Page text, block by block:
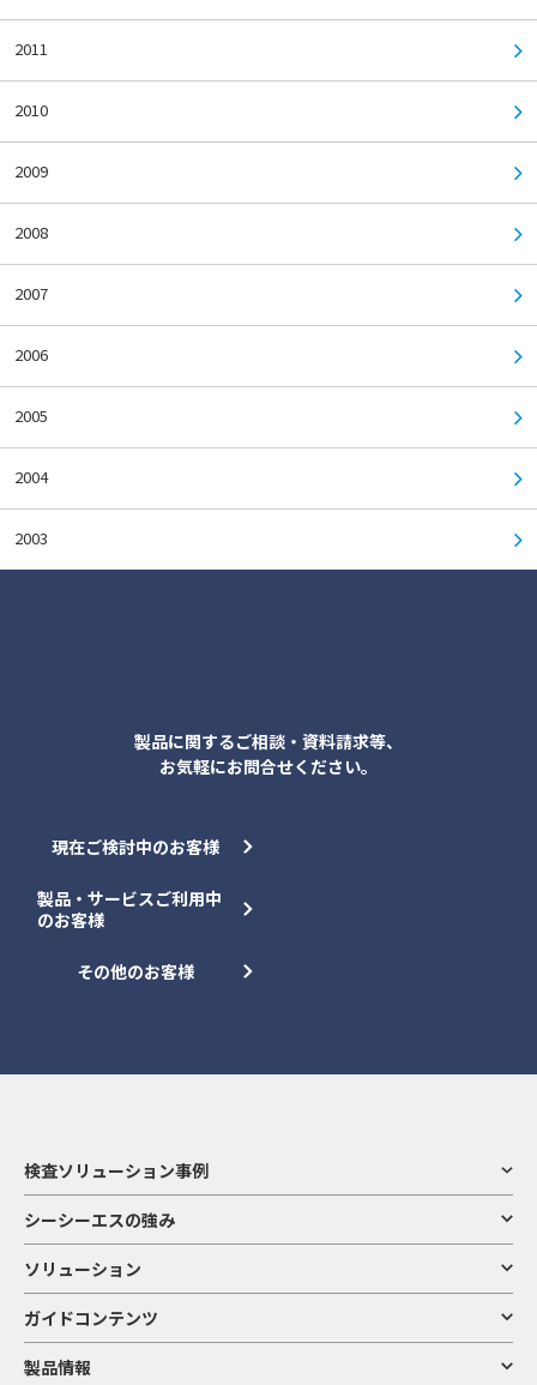
2011
2010
2009
2008
2007
2006
2005
2004
2003
製品に関するご相談・資料請求等、
お気軽にお問合せください。
現在ご検討中のお客様
製品・サービスご利用中
のお客様
その他のお客様
検査ソリューション事例
シーシーエスの強み
ソリューション
ガイドコンテンツ
製品情報